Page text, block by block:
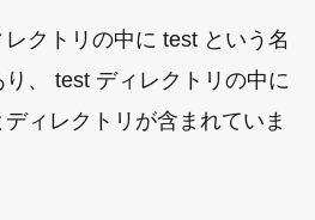
クトリの中に test という名
、 test ディレクトリの中に
ィレクトリが含まれていま